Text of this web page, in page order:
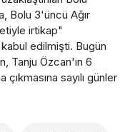
Bolu 3'üncü Ağır
irtikap"
kabul edilmişti. Bugün
Tanju Özcan'ın 6
sayılı günler